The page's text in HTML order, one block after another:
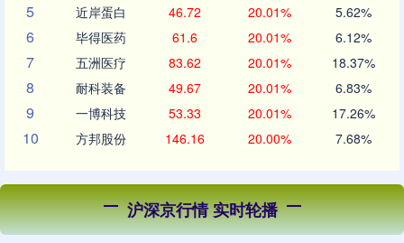
5 近岸蛋白 46.72 20.01% 5.62%
6 毕得医药 61.6 20.01% 6.12%
7 五洲医疗 83.62 20.01% 18.37%
8 耐科装备 49.67 20.01% 6.83%
9 一博科技 53.33 20.01% 17.26%
10 方邦股份 146.16 20.00% 7.68%
沪深京行情 实时轮播